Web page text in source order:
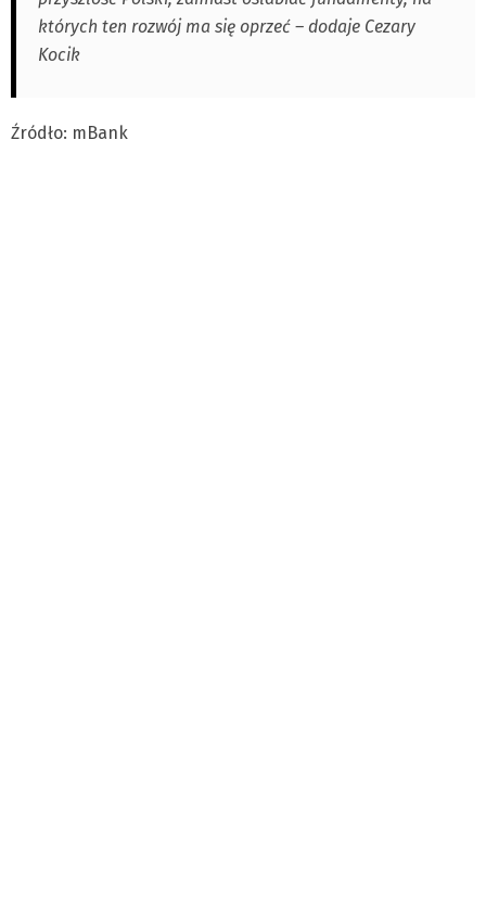
których ten rozwój ma się oprzeć – dodaje Cezary
Kocik
Źródło: mBank